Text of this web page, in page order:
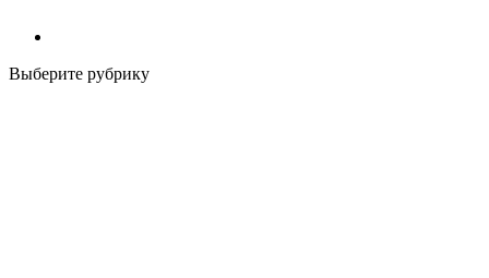
Выберите рубрику